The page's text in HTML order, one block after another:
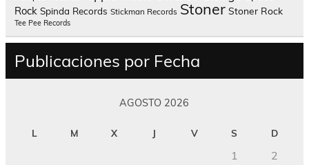
Rock Spinda Records Stickman Records Stoner Stoner Rock
Tee Pee Records
Publicaciones por Fecha
AGOSTO 2026
L M X J V S D
1
2